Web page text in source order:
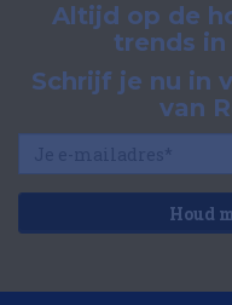
Altijd op de
trends
Schrijf je nu in
van
Houd